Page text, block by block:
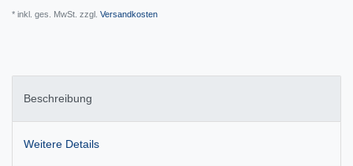
* inkl. ges. MwSt. zzgl. Versandkosten
Beschreibung
Weitere Details